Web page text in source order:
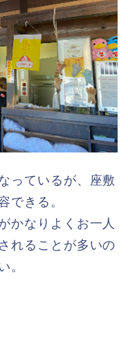
っているが、座敷
できる。
かなりよくお一人
れることが多いの
。